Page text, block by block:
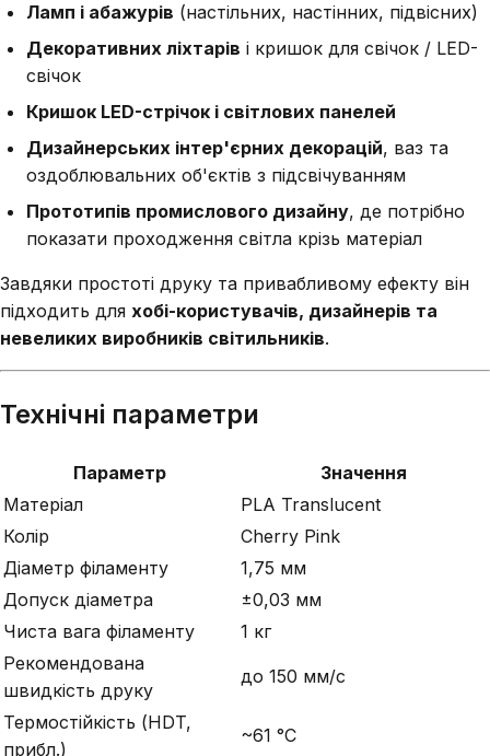
Ламп і абажурів (настільних, настінних, підвісних)
Декоративних ліхтарів і кришок для свічок / LED-
свічок
Кришок LED-стрічок і світлових панелей
Дизайнерських інтер'єрних декорацій, ваз та
оздоблювальних об'єктів з підсвічуванням
Прототипів промислового дизайну, де потрібно
показати проходження світла крізь матеріал
Завдяки простоті друку та привабливому ефекту він
підходить для хобі-користувачів, дизайнерів та
невеликих виробників світильників.
Технічні параметри
Параметр
Значення
Матеріал
PLA Translucent
Колір
Cherry Pink
Діаметр філаменту
1,75 мм
Допуск діаметра
±0,03 мм
Чиста вага філаменту
1 кг
Рекомендована
швидкість друку
до 150 мм/с
Термостійкість (HDT,
прибл.)
~61 °C